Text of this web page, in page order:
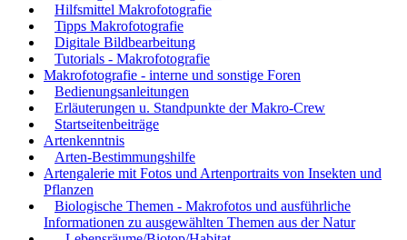
Hilfsmittel Makrofotografie
Tipps Makrofotografie
Digitale Bildbearbeitung
Tutorials - Makrofotografie
Makrofotografie - interne und sonstige Foren
Bedienungsanleitungen
Erläuterungen u. Standpunkte der Makro-Crew
Startseitenbeiträge
Artenkenntnis
Arten-Bestimmungshilfe
Artengalerie mit Fotos und Artenportraits von Insekten und
Pflanzen
Biologische Themen - Makrofotos und ausführliche
Informationen zu ausgewählten Themen aus der Natur